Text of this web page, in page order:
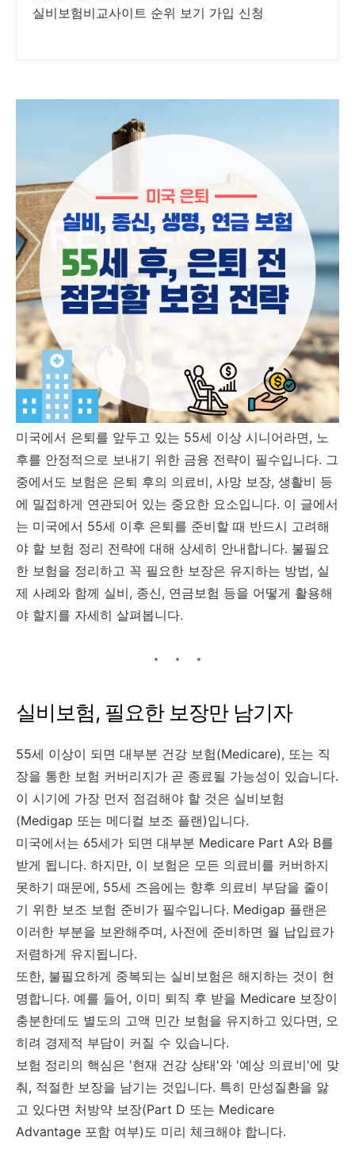
실비보험비교사이트 순위 보기 가입 신청
미국에서 은퇴를 앞두고 있는 55세 이상 시니어라면, 노
후를 안정적으로 보내기 위한 금융 전략이 필수입니다. 그
중에서도 보험은 은퇴 후의 의료비, 사망 보장, 생활비 등
에 밀접하게 연관되어 있는 중요한 요소입니다. 이 글에서
는 미국에서 55세 이후 은퇴를 준비할 때 반드시 고려해
야 할 보험 정리 전략에 대해 상세히 안내합니다. 불필요
한 보험을 정리하고 꼭 필요한 보장은 유지하는 방법, 실
제 사례와 함께 실비, 종신, 연금보험 등을 어떻게 활용해
야 할지를 자세히 살펴봅니다.
실비보험, 필요한 보장만 남기자
55세 이상이 되면 대부분 건강 보험(Medicare), 또는 직
장을 통한 보험 커버리지가 곧 종료될 가능성이 있습니다.
이 시기에 가장 먼저 점검해야 할 것은 실비보험
(Medigap 또는 메디컬 보조 플랜)입니다.
미국에서는 65세가 되면 대부분 Medicare Part A와 B를
받게 됩니다. 하지만, 이 보험은 모든 의료비를 커버하지
못하기 때문에, 55세 즈음에는 향후 의료비 부담을 줄이
기 위한 보조 보험 준비가 필수입니다. Medigap 플랜은
이러한 부분을 보완해주며, 사전에 준비하면 월 납입료가
저렴하게 유지됩니다.
또한, 불필요하게 중복되는 실비보험은 해지하는 것이 현
명합니다. 예를 들어, 이미 퇴직 후 받을 Medicare 보장이
충분한데도 별도의 고액 민간 보험을 유지하고 있다면, 오
히려 경제적 부담이 커질 수 있습니다.
보험 정리의 핵심은 '현재 건강 상태'와 '예상 의료비'에 맞
춰, 적절한 보장을 남기는 것입니다. 특히 만성질환을 앓
고 있다면 처방약 보장(Part D 또는 Medicare
Advantage 포함 여부)도 미리 체크해야 합니다.